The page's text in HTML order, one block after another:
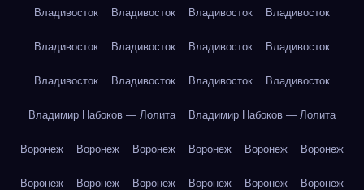
Владивосток Владивосток Владивосток Владивосток
Владивосток Владивосток Владивосток Владивосток
Владивосток Владивосток Владивосток Владивосток
Владимир Набоков — Лолита Владимир Набоков — Лолита
Воронеж Воронеж Воронеж Воронеж Воронеж Воронеж
Воронеж Воронеж Воронеж Воронеж Воронеж Воронеж